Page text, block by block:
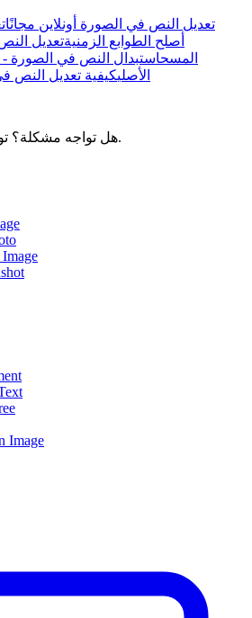
تعديل النص في الصورة أونلاين مجانًا
أصلح الطوابع الزمنيةتعديل
المسحاستبدال النص في الصورة
الأصليكيفية تعديل النص
هل تواجه مشكلة؟للمساعدة.
Image